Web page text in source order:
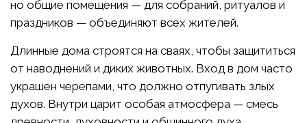
но общие помещения — для собраний, ритуалов и
праздников — объединяют всех жителей.
Длинные дома строятся на сваях, чтобы защититься
от наводнений и диких животных. Вход в дом часто
украшен черепами, что должно отпугивать злых
духов. Внутри царит особая атмосфера — смесь